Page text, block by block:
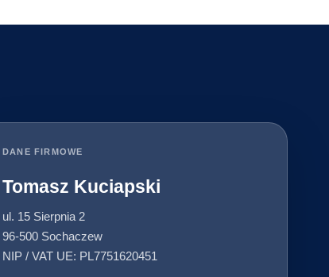
DANE FIRMOWE
Tomasz Kuciapski
ul. 15 Sierpnia 2
96-500 Sochaczew
NIP / VAT UE: PL7751620451